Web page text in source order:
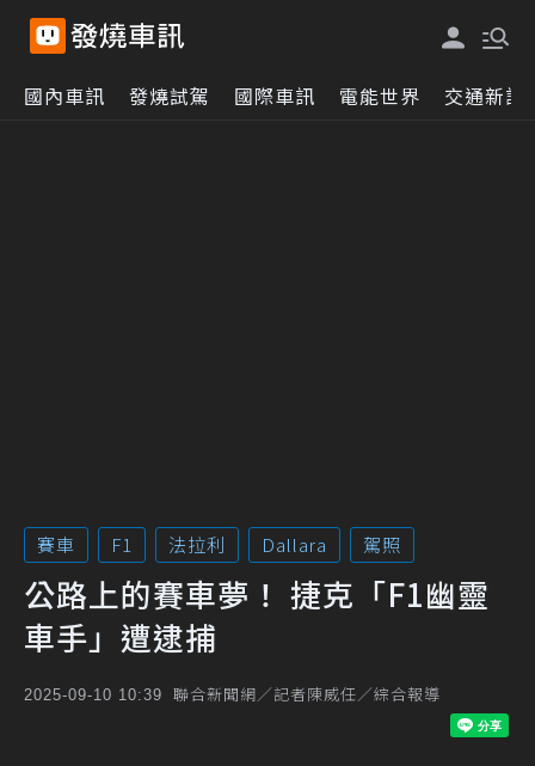
國內車訊 發燒試駕 國際車訊 電能世界 交通新訊
賽車 F1 法拉利 Dallara 駕照
公路上的賽車夢！ 捷克「F1幽靈
車手」遭逮捕
2025-09-10 10:39 聯合新聞網／記者陳威任／綜合報導